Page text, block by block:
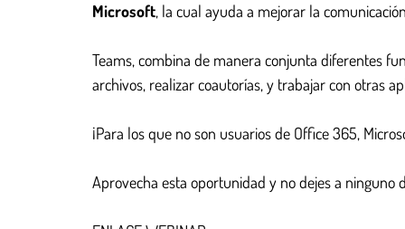
Microsoft, la cual ayuda a mejorar la
Teams, combina de manera conjunta diferentes
archivos, realizar coautorías, y trabajar con otras
¡Para los que no son usuarios de Office 365,
Aprovecha esta oportunidad y no dejes a ninguno